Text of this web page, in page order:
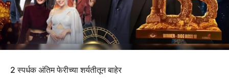
2 स्पर्धक अंतिम फेरीच्या शर्यतीतून बाहेर